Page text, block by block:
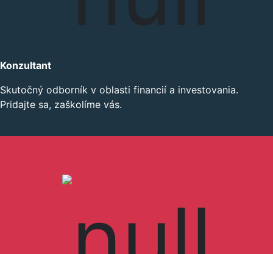
Konzultant
Skutočný odborník v oblasti financií a investovania.
Pridajte sa, zaškolíme vás.